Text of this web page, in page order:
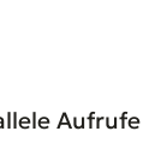
Aufrufe